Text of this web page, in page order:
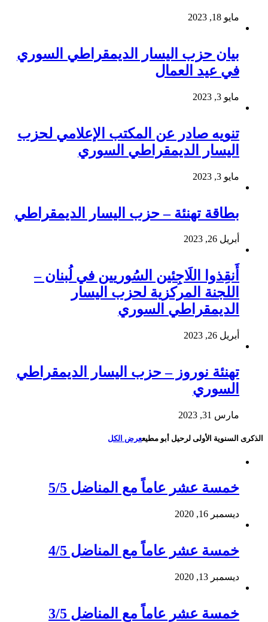
مايو 18, 2023
بيان حزب اليسار الديمقراطي السوري
في عيد العمال
مايو 3, 2023
تنويه صادر عن المكتب الإعلامي لحزب
اليسار الديمقراطي السوري
مايو 3, 2023
بطاقة تهنئة – حزب اليسار الديمقراطي
أبريل 26, 2023
أَنقِذوا اللَاجِئين السُوريين في لُبنان –
اللجنة المركزية لحزب اليسار
الديمقراطي السوري
أبريل 26, 2023
تهنئة نوروز – حزب اليسار الديمقراطي
السوري
مارس 31, 2023
الذكرى السنوية الأولى لرحيل أبو مطيععرض الكل
خمسة عشر عاماً مع المناضل 5/5
ديسمبر 16, 2020
خمسة عشر عاماً مع المناضل 4/5
ديسمبر 13, 2020
خمسة عشر عاماً مع المناضل 3/5